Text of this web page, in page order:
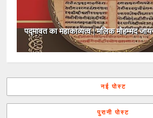
पद्मावत का महाकाव्यत्व | मलिक मोहम्मद
नई पोस्ट
पुरानी पोस्ट